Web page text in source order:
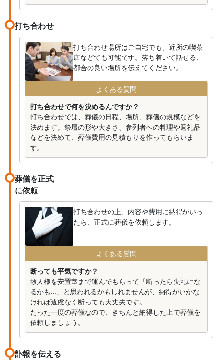
打ち合わせ
打ち合わせ場所はご自宅でも、近所の喫茶
店などでも可能です。落ち着いて話せる、
都合の良い場所を伝えてください。
よくある質問
打ち合わせで何を決めるんですか？
打ち合わせでは、葬儀の日程、場所、葬儀の規模などを
決めます。祭壇の形や大きさ、参列者への料理や返礼品
などを決めて、葬儀費用の見積もりを作ってもらいま
す。
葬儀を正式
に依頼
打ち合わせの上、内容や費用に納得がいっ
たら、正式に葬儀を依頼します。
よくある質問
断っても平気ですか？
故人様を安置室まで運んでもらって「断ったら失礼にな
るかも...」と思われるかもしれませんが、納得がいかな
ければ遠慮なく断っても大丈夫です。
たった一度の葬儀なので、きちんと納得した上で葬儀を
依頼しましょう。
訃報を伝える